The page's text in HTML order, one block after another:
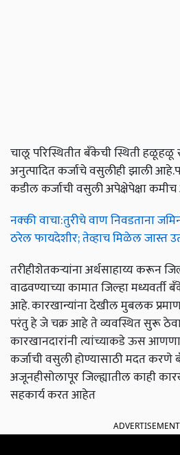
चालू परिस्थितीत बँकेची स्थिती
अनुत्पादित कर्जाचे वसुलीही झाली
कडील कर्जाची वसुली अपेक्षेपेक्षा
नक्की वाचा:तुरीचे वाण निवडताना
ठरेल फायदेशीर; तेव्हाच मिळेल जास्त
तरीहीशेतकऱ्यांना अर्थसाहाय्य करून
वाढवण्याच्या कामात जिल्हा मध्यवर्ती
आहे. कारखान्यांना देखील मुबलक
परंतु हे जे चक्र आहे ते व्यवस्थित सुरू
कारखानदारांनी त्यांच्याकडे ऊस
कर्जाची वसुली होण्यासाठी मदत
अजूनहीसोलापूर जिल्ह्यातील काही
सहकार्य करत आहेत
ADVERTISEMENT